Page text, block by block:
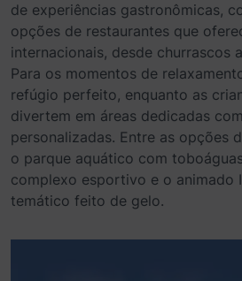
de experiências gastronômicas,
opções de restaurantes que
internacionais, desde churrascos
Para os momentos de
refúgio perfeito, enquanto as
divertem em áreas dedicadas
personalizadas. Entre as opções
o parque aquático com
complexo esportivo e o animado
temático feito de gelo.